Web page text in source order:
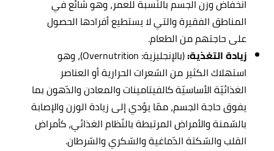
انخفاض وزن الجسم بالنّسبة للعمر، وهو شائع في
المناطق الفقيرة والتي لا يستطيع أفرادها الحصول
على حاجتهم من الطعام.
زيادة التغذية:(بالإنجليزية: Overnutrition)، وهو
استهلاك الكثير من السّعرات الحرارية أو العناصر
الغذائيّة الأساسيّة كالفيتامينات والمعادن والدّهون بما
يفوق حاجة الجسم، ممّا يؤدي إلى زيادة الوزن والإصابة
بالسّمنة والأمراض المرتبطة بالنّظام الغذائي، كأمراض
القلب والسّكتة الدّماغية والسّكري والسّرطان.